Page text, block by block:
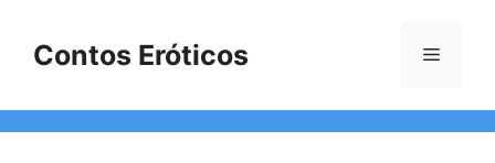
Contos Eróticos Menu